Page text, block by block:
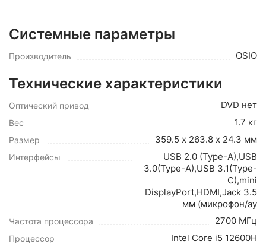
Системные параметры
Производитель OSIO
Технические характеристики
Оптический привод DVD нет
Вес 1.7 кг
Размер 359.5 х 263.8 х 24.3 мм
Интерфейсы
USB 2.0 (Type-A),USB
3.0(Type-A),USB 3.1(Type-
C),mini
DisplayPort,HDMI,Jack 3.5
мм (микрофон/ау
Частота процессора 2700 МГц
Процессор Intel Core i5 12600H